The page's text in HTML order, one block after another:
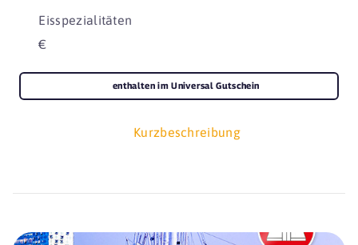
Eisspezialitäten
€
Kurzbeschreibung
enthalten im Universal Gutschein